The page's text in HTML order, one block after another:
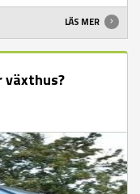
LÄS MER